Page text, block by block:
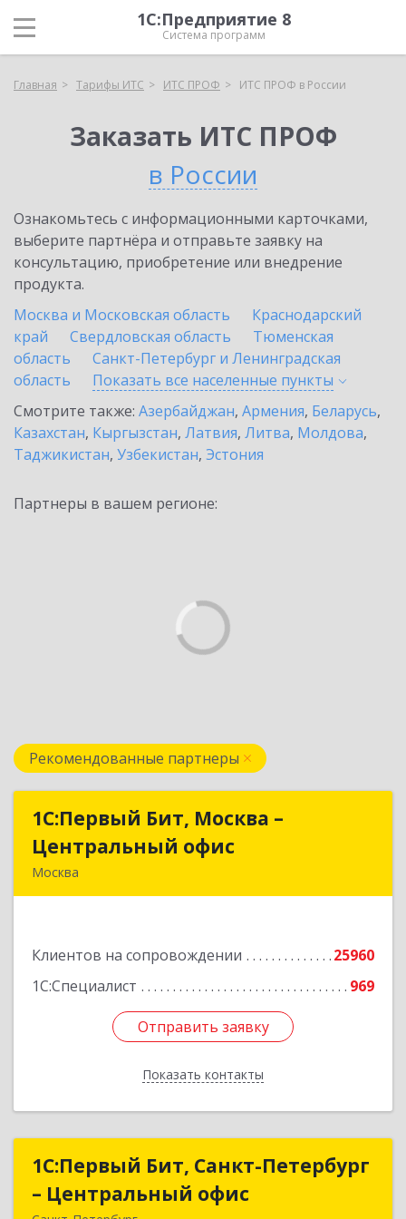
1С:Предприятие 8
Система программ
Главная Тарифы ИТС ИТС ПРОФ ИТС ПРОФ в России
Заказать ИТС ПРОФ
в России
Ознакомьтесь с информационными карточками,
выберите партнёра и отправьте заявку на
консультацию, приобретение или внедрение
продукта.
Москва и Московская область
Краснодарский
край
Свердловская область
Тюменская
область
Санкт-Петербург и Ленинградская
область
Показать все населенные пункты
Смотрите также: Азербайджан, Армения, Беларусь,
Казахстан, Кыргызстан, Латвия, Литва, Молдова,
Таджикистан, Узбекистан, Эстония
Партнеры в вашем регионе:
Рекомендованные партнеры
1С:Первый Бит, Москва –
Центральный офис
Москва
Клиентов на сопровождении
25960
1С:Специалист
969
Отправить заявку
Показать контакты
1С:Первый Бит, Москва –
Центральный офис
Отправить заявку
Назад
1С:Первый Бит, Санкт-Петербург
– Центральный офис
1С:Первый Бит, Санкт-Петербург
– Центральный офис